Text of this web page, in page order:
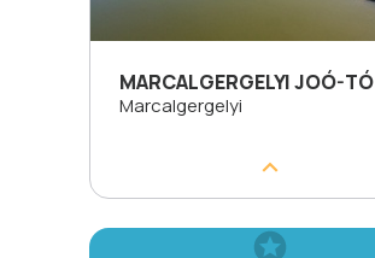
MARCALGERGELYI JOÓ-TÓ
Marcalgergelyi